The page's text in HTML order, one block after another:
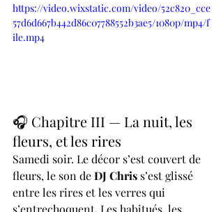
https://video.wixstatic.com/video/52c820_cce
57d6d667b442d86c07788552b3ae5/1080p/mp4/f
ile.mp4
🎧 Chapitre III — La nuit, les
fleurs, et les rires
Samedi soir. Le décor s’est couvert de
fleurs, le son de DJ Chris s’est glissé
entre les rires et les verres qui
s’entrechoquent. Les habitués, les